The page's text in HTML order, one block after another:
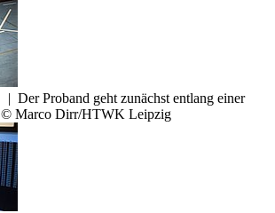
| Der Proband geht zunächst entlang einer
© Marco Dirr/HTWK Leipzig